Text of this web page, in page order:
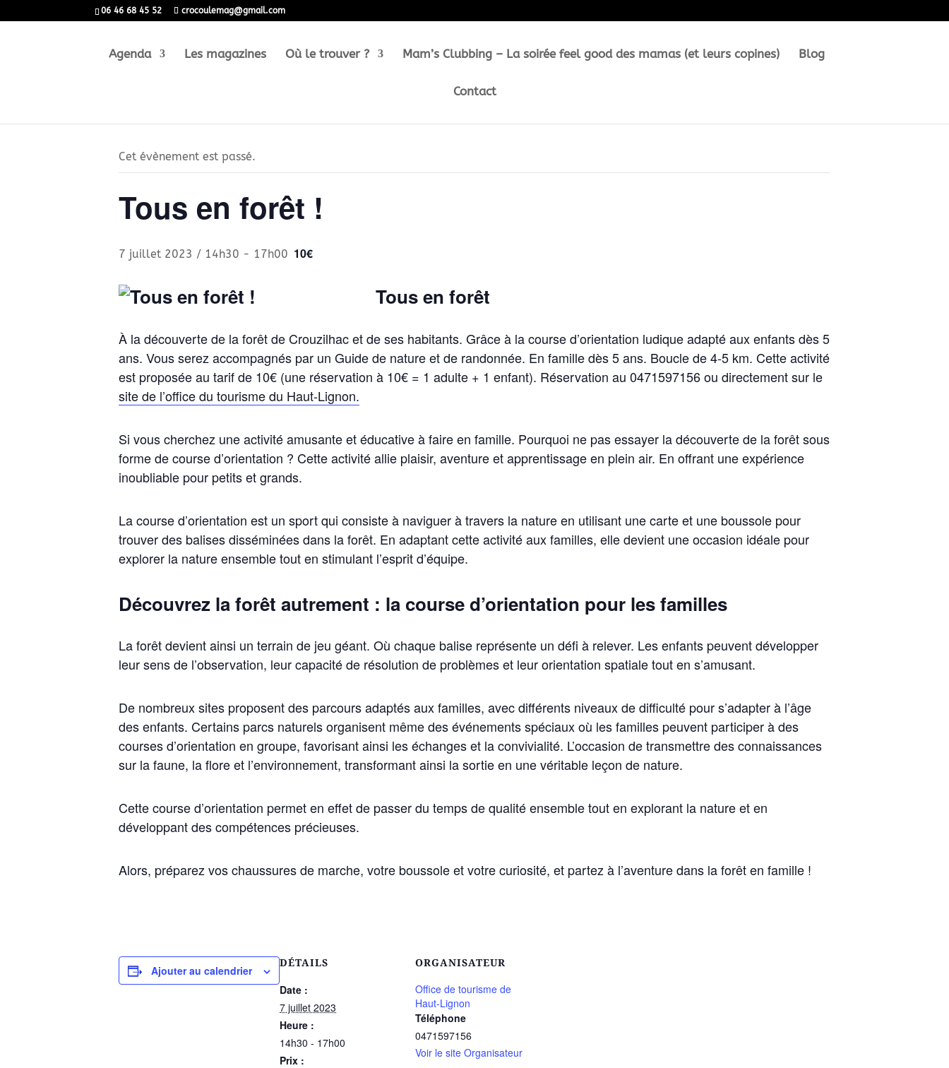
06 46 68 45 52 crocoulemag@gmail.com
Agenda Les magazines Où le trouver ? Mam’s Clubbing – La soirée feel good des mamas (et leurs copines) Blog
Contact
Cet évènement est passé.
Tous en forêt !
7 juillet 2023 / 14h30 - 17h00 10€
Tous en forêt
À la découverte de la forêt de Crouzilhac et de ses habitants. Grâce à la course d’orientation ludique adapté aux enfants dès 5
ans. Vous serez accompagnés par un Guide de nature et de randonnée. En famille dès 5 ans. Boucle de 4-5 km. Cette activité
est proposée au tarif de 10€ (une réservation à 10€ = 1 adulte + 1 enfant). Réservation au 0471597156 ou directement sur le
site de l’office du tourisme du Haut-Lignon.
Si vous cherchez une activité amusante et éducative à faire en famille. Pourquoi ne pas essayer la découverte de la forêt sous
forme de course d’orientation ? Cette activité allie plaisir, aventure et apprentissage en plein air. En offrant une expérience
inoubliable pour petits et grands.
La course d’orientation est un sport qui consiste à naviguer à travers la nature en utilisant une carte et une boussole pour
trouver des balises disséminées dans la forêt. En adaptant cette activité aux familles, elle devient une occasion idéale pour
explorer la nature ensemble tout en stimulant l’esprit d’équipe.
Découvrez la forêt autrement : la course d’orientation pour les familles
La forêt devient ainsi un terrain de jeu géant. Où chaque balise représente un défi à relever. Les enfants peuvent développer
leur sens de l’observation, leur capacité de résolution de problèmes et leur orientation spatiale tout en s’amusant.
De nombreux sites proposent des parcours adaptés aux familles, avec différents niveaux de difficulté pour s’adapter à l’âge
des enfants. Certains parcs naturels organisent même des événements spéciaux où les familles peuvent participer à des
courses d’orientation en groupe, favorisant ainsi les échanges et la convivialité. L’occasion de transmettre des connaissances
sur la faune, la flore et l’environnement, transformant ainsi la sortie en une véritable leçon de nature.
Cette course d’orientation permet en effet de passer du temps de qualité ensemble tout en explorant la nature et en
développant des compétences précieuses.
Alors, préparez vos chaussures de marche, votre boussole et votre curiosité, et partez à l’aventure dans la forêt en famille !
Ajouter au calendrier
DÉTAILS
Date :
7 juillet 2023
Heure :
14h30 - 17h00
Prix :
ORGANISATEUR
Office de tourisme de
Haut-Lignon
Téléphone
0471597156
Voir le site Organisateur